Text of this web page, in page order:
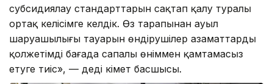
субсидиялау стандарттарын сақтап қалу туралы
ортақ келісімге келдік. Өз тарапынан ауыл
шаруашылығы тауарын өндірушілер азаматтарды
қолжетімді бағада сапалы өніммен қамтамасыз
етуге тиіс», — деді Үкімет басшысы.